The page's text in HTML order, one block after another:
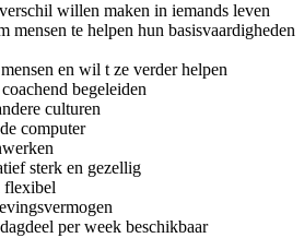
willen maken in iemands leven
mensen te helpen hun basisvaardigheden
en wil t ze verder helpen
begeleiden
culturen
computer
sterk en gezellig
flexibel
per week beschikbaar